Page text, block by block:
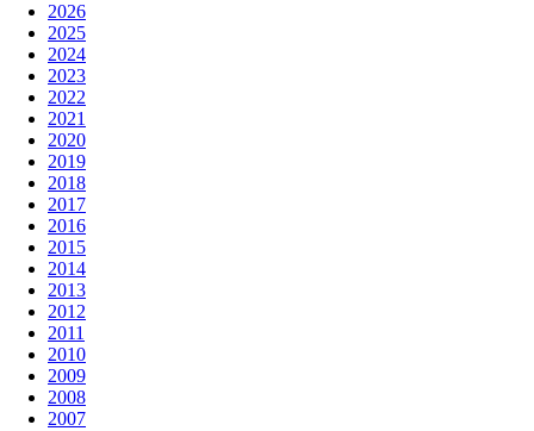
2026
2025
2024
2023
2022
2021
2020
2019
2018
2017
2016
2015
2014
2013
2012
2011
2010
2009
2008
2007